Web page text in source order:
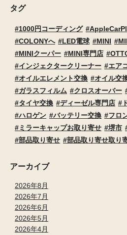
タグ
1000円コーディング
COLONYへ
LED電球 MINI
MINIクーパー
MINI専門店
インジェクタークリーナー
エア
オイルエレメント交換
オイル交
ガラスフィルム
クロスオーバー
タイヤ交換
ディーゼル専門店
ハロゲン
バッテリー交換
フロ
ミラーキャップお取り寄せ
堺市
部品取り寄せ
部品取り寄せ取り
アーカイブ
2026年8月
2026年7月
2026年6月
2026年5月
2026年4月